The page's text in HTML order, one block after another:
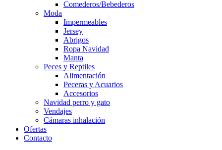
Comederos/Bebederos
Moda
Impermeables
Jersey
Abrigos
Ropa Navidad
Manta
Peces y Reptiles
Alimentación
Peceras y Acuarios
Accesorios
Navidad perro y gato
Vendajes
Cámaras inhalación
Ofertas
Contacto